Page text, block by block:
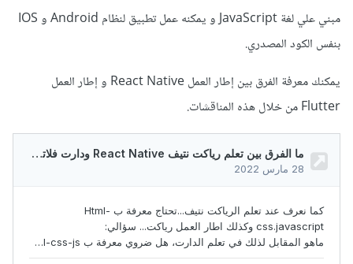
مبني علي لغة JavaScript و يمكنه عمل تطبيق لنظام Android و IOS
بنفس الكود المصدري.
يمكنك معرفة الفرق بين إطار العمل React Native و إطار العمل
Flutter من خلال هذه المناقشات.